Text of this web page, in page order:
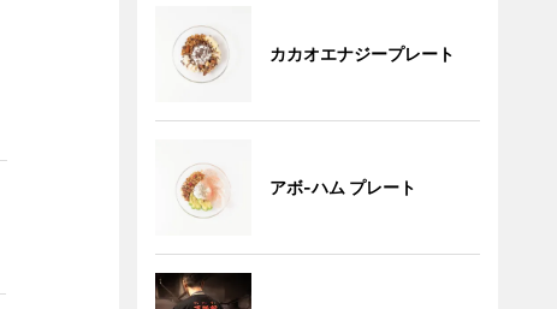
カカオエナジープレート
アボ-ハム プレート